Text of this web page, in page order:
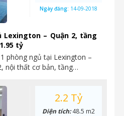
Lexington – Quận 2, tầng
tỷ
phòng ngủ tại Lexington –
nội thất cơ bản, tầng…
Ngày đăng: 14-09-2018
2.2 Tỷ
Diện tích:48.5 m2